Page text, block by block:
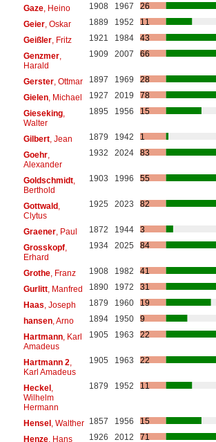
Gaze, Heino 1908 1967
26
Geier, Oskar 1889 1952
11
Geißler, Fritz 1921 1984
43
Genzmer,
Harald
1909 2007 66
Gerster, Ottmar 1897 1969
28
Gielen, Michael 1927 2019
78
Gieseking,
Walter
1895 1956 15
Gilbert, Jean 1879 1942
1
Goehr,
Alexander
1932 2024 83
Goldschmidt,
Berthold
1903 1996 55
Gottwald,
Clytus
1925 2023 82
Graener, Paul 1872 1944
3
Grosskopf,
Erhard
1934 2025 84
Grothe, Franz 1908 1982
41
Gurlitt, Manfred 1890 1972
31
Haas , Joseph 1879 1960
19
hansen, Arno 1894 1950
9
Hartmann, Karl
Amadeus
1905 1963 22
Hartmann 2
Karl Amadeus
1905 1963 22
Heckel,
Wilhelm
Hermann
1879 1952 11
Hensel, Walther 1857 1956
15
Henze, Hans 1926 2012 71